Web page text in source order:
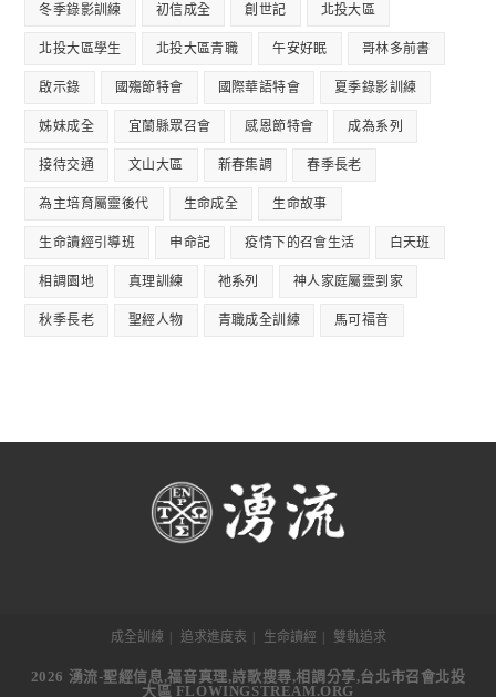
冬季錄影訓練 初信成全 創世記 北投大區
北投大區學生 北投大區青職 午安好眠 哥林多前書
啟示錄 國殤節特會 國際華語特會 夏季錄影訓練
姊妹成全 宜蘭縣眾召會 感恩節特會 成為系列
接待交通 文山大區 新春集調 春季長老
為主培育屬靈後代 生命成全 生命故事
生命讀經引導班 申命記 疫情下的召會生活 白天班
相調園地 真理訓練 祂系列 神人家庭屬靈到家
秋季長老 聖經人物 青職成全訓練 馬可福音
成全訓練 追求進度表 生命讀經 雙軌追求
2026 湧流-聖經信息,福音真理,詩歌搜尋,相調分享,台北市召會北投
大區 FLOWINGSTREAM.ORG